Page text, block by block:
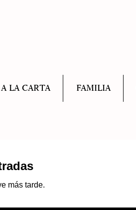
A LA CARTA FAMILIA
más tarde.